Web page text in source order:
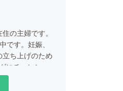
の主婦です。
です。妊娠、
ち上げのため
チャレンジ